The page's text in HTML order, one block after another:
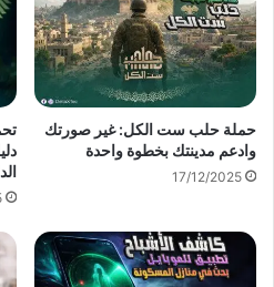
حملة حلب ست الكل: غير صورتك
وادعم مدينتك بخطوة واحدة
17/12/2025